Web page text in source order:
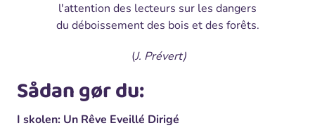
l'attention des lecteurs sur les dangers
du déboissement des bois et des forêts.
(J. Prévert)
Sådan gør du:
I skolen: Un Rêve Eveillé Dirigé